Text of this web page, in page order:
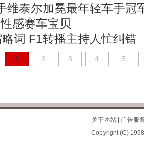
维泰尔加冕最年轻车手冠
感赛车宝贝
词 F1转播主持人忙纠错
1 2 3 4 5
关于本站|
广告服
Copyright (C)